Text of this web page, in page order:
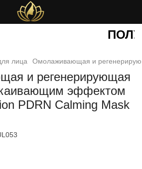
лица Омолаживающая и
и регенерирующая
эффектом
PDRN Calming Mask